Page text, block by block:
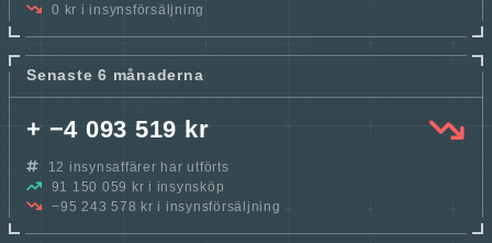
0 kr i insynsförsäljning
Senaste 6 månaderna
+ −4 093 519 kr
12 insynsaffärer har utförts
91 150 059 kr i insynsköp
−95 243 578 kr i insynsförsäljning